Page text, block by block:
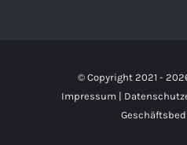
© Copyright 2021 -
Impressum |